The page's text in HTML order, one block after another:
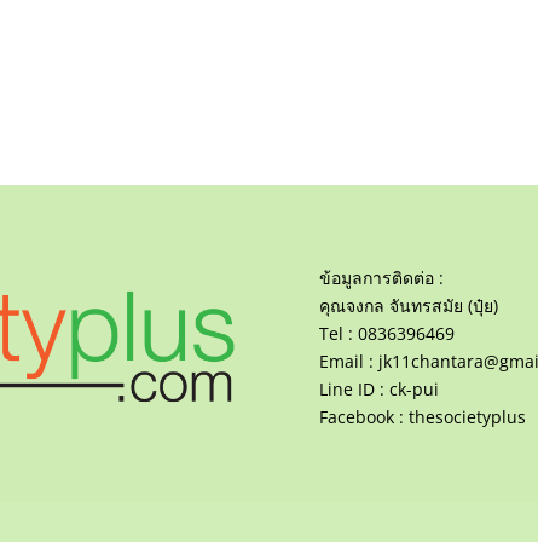
ข้อมูลการติดต่อ :
คุณจงกล จันทรสมัย (ปุ๋ย)
Tel : 0836396469
Email :
Line ID : ck-pui
Facebook : thesocietyplus